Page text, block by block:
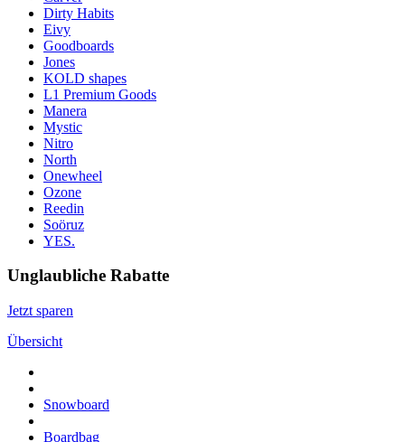
Dirty Habits
Eivy
Goodboards
Jones
KOLD shapes
L1 Premium Goods
Manera
Mystic
Nitro
North
Onewheel
Ozone
Reedin
Soöruz
YES.
Unglaubliche Rabatte
Jetzt sparen
Übersicht
Snowboard
Boardbag